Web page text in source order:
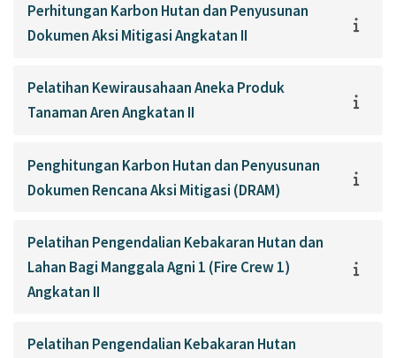
Perhitungan Karbon Hutan dan Penyusunan
Dokumen Aksi Mitigasi Angkatan II
Pelatihan Kewirausahaan Aneka Produk
Tanaman Aren Angkatan II
Penghitungan Karbon Hutan dan Penyusunan
Dokumen Rencana Aksi Mitigasi (DRAM)
Pelatihan Pengendalian Kebakaran Hutan dan
Lahan Bagi Manggala Agni 1 (Fire Crew 1)
Angkatan II
Pelatihan Pengendalian Kebakaran Hutan